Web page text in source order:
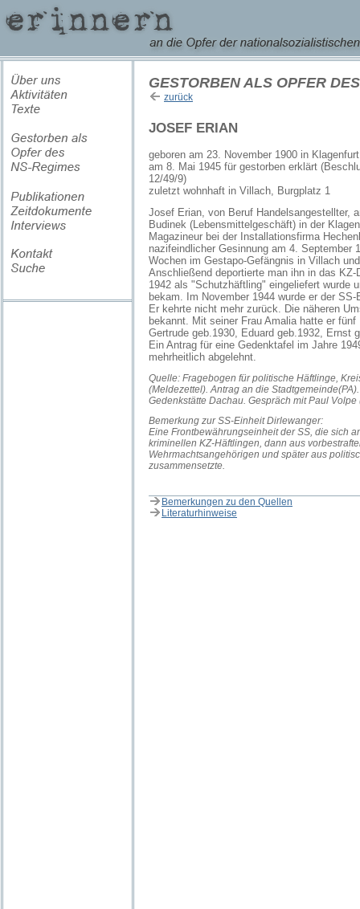
GESTORBEN ALS OPFER
zurück
JOSEF ERIAN
geboren am 23. November 1900 in Klagenfurt
am 8. Mai 1945 für gestorben erklärt
12/49/9)
zuletzt wohnhaft in Villach, Burgplatz 1
Josef Erian, von Beruf Handelsangestellter,
Budinek (Lebensmittelgeschäft) in der
Magazineur bei der Installationsfirma
nazifeindlicher Gesinnung am 4. September
Wochen im Gestapo-Gefängnis in Villach
Anschließend deportierte man ihn in das
1942 als "Schutzhäftling" eingeliefert wurde
bekam. Im November 1944 wurde er der
Er kehrte nicht mehr zurück. Die näheren
bekannt. Mit seiner Frau Amalia hatte er
Gertrude geb.1930, Eduard geb.1932, Ernst
Ein Antrag für eine Gedenktafel im Jahre
mehrheitlich abgelehnt.
Quelle: Fragebogen für politische Häftlinge,
(Meldezettel). Antrag an die
Gedenkstätte Dachau. Gespräch mit Paul
Bemerkung zur SS-Einheit Dirlewanger:
Eine Frontbewährungseinheit der SS, die sich
kriminellen KZ-Häftlingen, dann aus
Wehrmachtsangehörigen und später aus
zusammensetzte.
Bemerkungen zu den Quellen
Literaturhinweise